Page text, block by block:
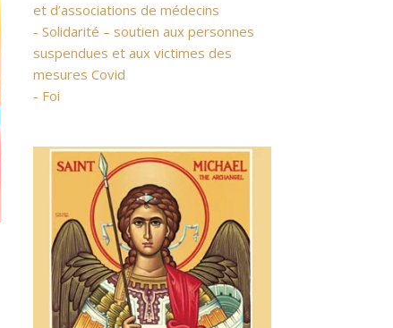
et d’associations de médecins
- Solidarité – soutien aux personnes
suspendues et aux victimes des
mesures Covid
- Foi